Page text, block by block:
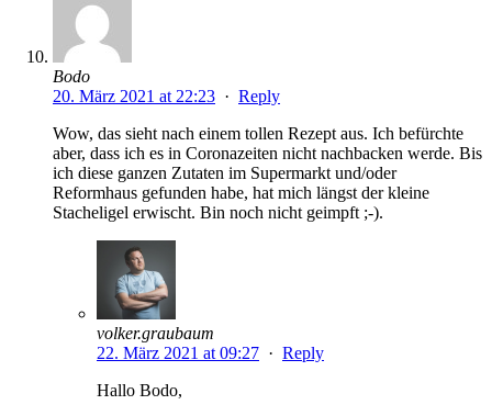
Bodo
20. März 2021 at 22:23 · Reply
Wow, das sieht nach einem tollen Rezept aus. Ich befürchte
aber, dass ich es in Coronazeiten nicht nachbacken werde. Bis
ich diese ganzen Zutaten im Supermarkt und/oder
Reformhaus gefunden habe, hat mich längst der kleine
Stacheligel erwischt. Bin noch nicht geimpft ;-).
volker.graubaum
22. März 2021 at 09:27 · Reply
Hallo Bodo,